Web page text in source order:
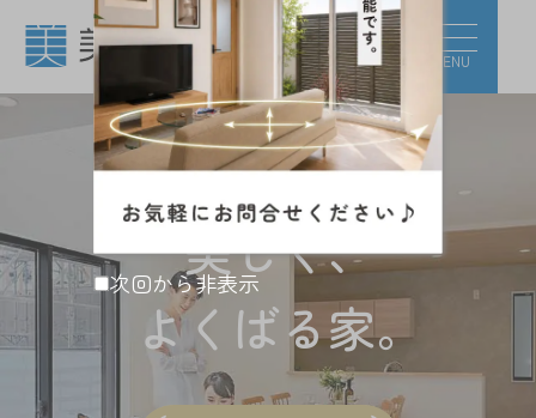
相模原市・町田市の新築一戸建て・分譲住宅・
MENU
美しく、
よく ばる家。
次回から非表示